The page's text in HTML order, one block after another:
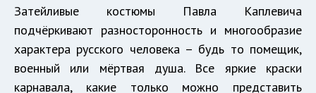
Затейливые костюмы Павла Каплевича
подчёркивают разносторонность и многообразие
характера русского человека – будь то помещик,
военный или мёртвая душа. Все яркие краски
карнавала, какие только можно представить